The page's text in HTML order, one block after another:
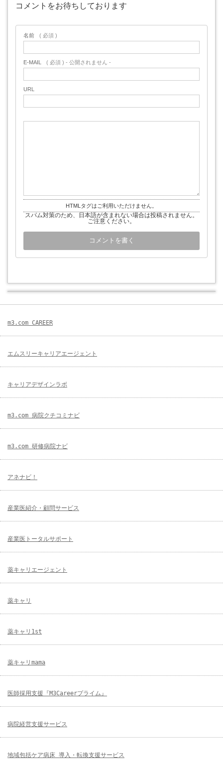
コメントをお待ちしております
名前 ( 必須 )
E-MAIL ( 必須 ) - 公開されません -
URL
HTMLタグはご利用いただけません。
スパム対策のため、日本語が含まれない場合は投稿されません。
ご注意ください。
m3.com CAREER
エムスリーキャリアエージェント
キャリアデザインラボ
m3.com 病院クチコミナビ
m3.com 研修病院ナビ
アネナビ！
産業医紹介・顧問サービス
産業医トータルサポート
薬キャリエージェント
薬キャリ
薬キャリ1st
薬キャリmama
医師採用支援『M3Careerプライム』
病院経営支援サービス
地域包括ケア病床 導入・転換支援サービス